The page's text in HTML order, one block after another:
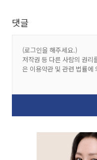
댓글